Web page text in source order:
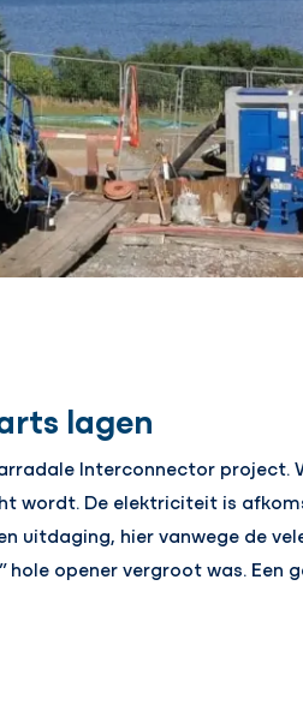
lagen
Interconnector project.
wordt. De elektriciteit is
hier vanwege de
opener vergroot was. Een